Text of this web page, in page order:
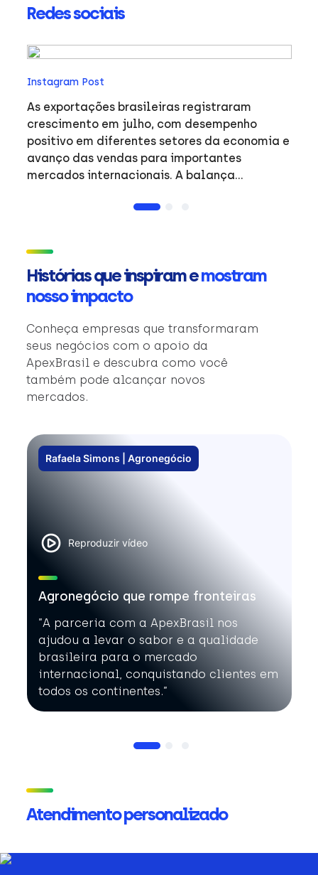
Redes sociais
Instagram Post
As exportações brasileiras registraram
crescimento em julho, com desempenho
positivo em diferentes setores da economia e
avanço das vendas para importantes
mercados internacionais. A balança
comércio exterior brasileiro e o desempenho
Histórias que inspiram emostram
nosso impacto
Conheça empresas que transformaram
seus negócios com o apoio da
ApexBrasil e descubra como você
também pode alcançar novos
mercados.
Rafaela Simons | Agronegócio
Reproduzir vídeo
Agronegócio que rompe fronteiras
”A parceria com a ApexBrasil nos
ajudou a levar o sabor e a qualidade
brasileira para o mercado
internacional, conquistando clientes em
todos os continentes.”
Atendimento personalizado